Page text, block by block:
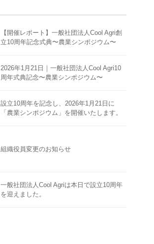
【開催レポート】一般社団法人Cool Agri創
立10周年記念式典〜農業シンポジウム〜
2026年1月21日｜一般社団法人Cool Agri10
周年式典記念〜農業シンポジウム〜
設立10周年を記念し、2026年1月21日に
「農業シンポジウム」を開催いたします。
組織役員変更のお知らせ
一般社団法人Cool Agriは本日で設立10周年
を迎えました。